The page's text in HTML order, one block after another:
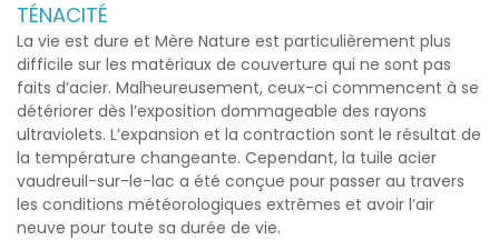
TÉNACITÉ
La vie est dure et Mère Nature est particulièrement plus
difficile sur les matériaux de couverture qui ne sont pas
faits d’acier. Malheureusement, ceux-ci commencent à se
détériorer dès l’exposition dommageable des rayons
ultraviolets. L’expansion et la contraction sont le résultat de
la température changeante. Cependant, la tuile acier
vaudreuil-sur-le-lac a été conçue pour passer au travers
les conditions météorologiques extrêmes et avoir l’air
neuve pour toute sa durée de vie.